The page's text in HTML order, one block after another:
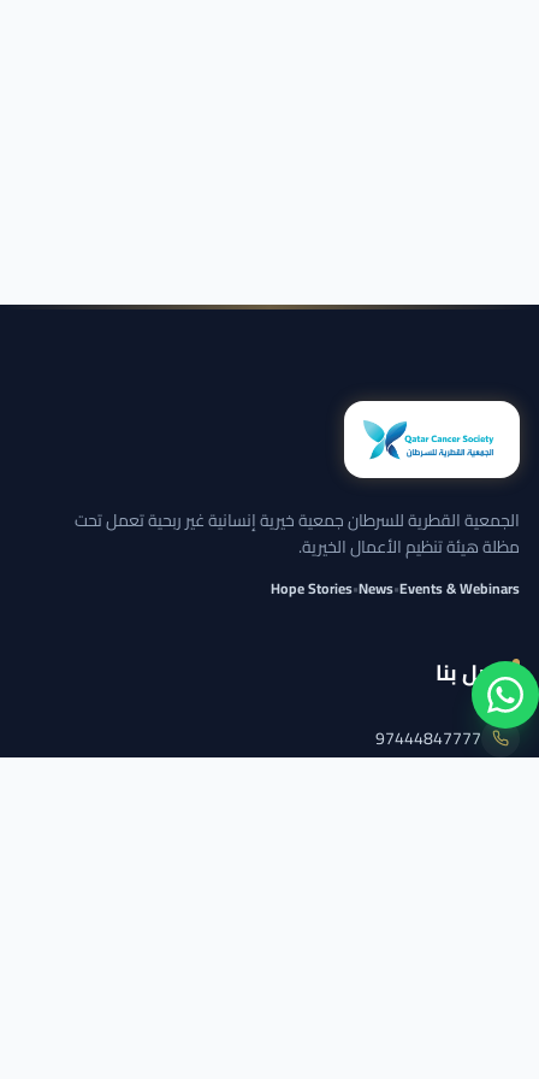
الجمعية القطرية للسرطان جمعية خيرية إنسانية غير ربحية تعمل تحت
مظلة هيئة تنظيم الأعمال الخيرية.
Events & Webinars
•
News
•
Hope Stories
اتصل بنا
97444847777